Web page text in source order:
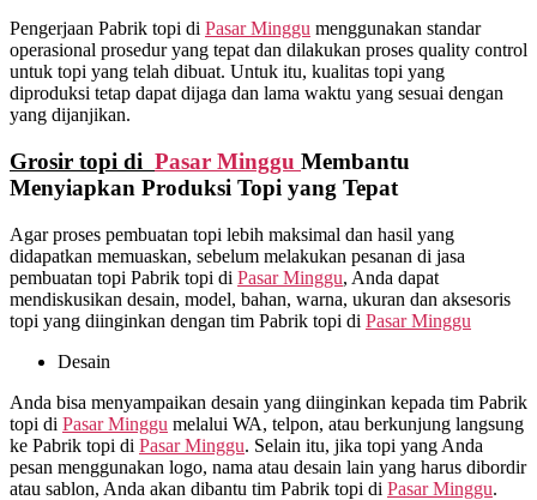
Pengerjaan Pabrik topi di Pasar Minggu menggunakan standar
operasional prosedur yang tepat dan dilakukan proses quality control
untuk topi yang telah dibuat. Untuk itu, kualitas topi yang
diproduksi tetap dapat dijaga dan lama waktu yang sesuai dengan
yang dijanjikan.
Grosir topi di Pasar Minggu Membantu
Menyiapkan Produksi Topi yang Tepat
Agar proses pembuatan topi lebih maksimal dan hasil yang
didapatkan memuaskan, sebelum melakukan pesanan di jasa
pembuatan topi Pabrik topi di Pasar Minggu, Anda dapat
mendiskusikan desain, model, bahan, warna, ukuran dan aksesoris
topi yang diinginkan dengan tim Pabrik topi di Pasar Minggu
Desain
Anda bisa menyampaikan desain yang diinginkan kepada tim Pabrik
topi di Pasar Minggu melalui WA, telpon, atau berkunjung langsung
ke Pabrik topi di Pasar Minggu. Selain itu, jika topi yang Anda
pesan menggunakan logo, nama atau desain lain yang harus dibordir
atau sablon, Anda akan dibantu tim Pabrik topi di Pasar Minggu.